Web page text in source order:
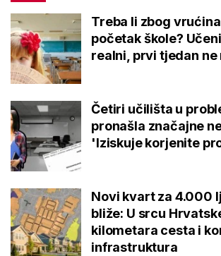
Treba li zbog
početak škole?
realni, prvi tjedan
Četiri učilišta u
pronašla značajne
'Iziskuje korjenite
Novi kvart za 4.000
bliže: U srcu
kilometara cesta i
infrastruktura